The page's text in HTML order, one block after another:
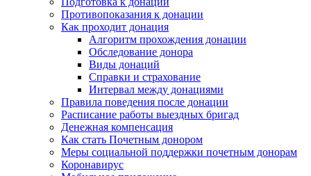
Противопоказания к донации
Как проходит донация
Алгоритм прохождения донации
Обследование донора
Виды донаций
Справки и страхование
Интервал между донациями
Правила поведения после донации
Расписание работы выездных бригад
Денежная компенсация
Как стать Почетным донором
Меры социальной поддержки почетным донорам
Коронавирус